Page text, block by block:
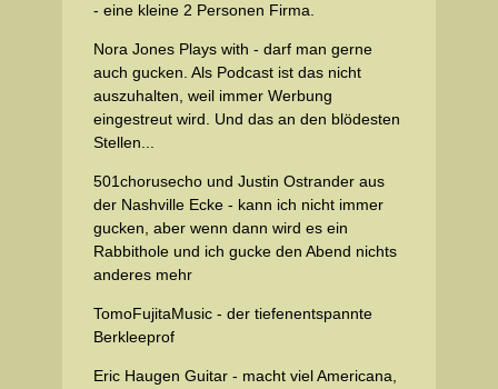
- eine kleine 2 Personen Firma.
Nora Jones Plays with - darf man gerne
auch gucken. Als Podcast ist das nicht
auszuhalten, weil immer Werbung
eingestreut wird. Und das an den blödesten
Stellen...
501chorusecho und Justin Ostrander aus
der Nashville Ecke - kann ich nicht immer
gucken, aber wenn dann wird es ein
Rabbithole und ich gucke den Abend nichts
anderes mehr
TomoFujitaMusic - der tiefenentspannte
Berkleeprof
Eric Haugen Guitar - macht viel Americana,